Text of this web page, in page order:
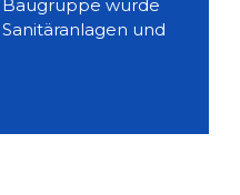
wurde
und